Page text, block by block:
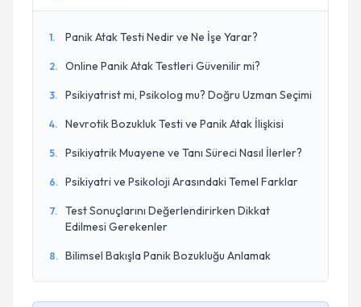
1. Panik Atak Testi Nedir ve Ne İşe Yarar?
2. Online Panik Atak Testleri Güvenilir mi?
3. Psikiyatrist mi, Psikolog mu? Doğru Uzman Seçimi
4. Nevrotik Bozukluk Testi ve Panik Atak İlişkisi
5. Psikiyatrik Muayene ve Tanı Süreci Nasıl İlerler?
6. Psikiyatri ve Psikoloji Arasındaki Temel Farklar
7.
Test Sonuçlarını Değerlendirirken Dikkat
Edilmesi Gerekenler
8. Bilimsel Bakışla Panik Bozukluğu Anlamak